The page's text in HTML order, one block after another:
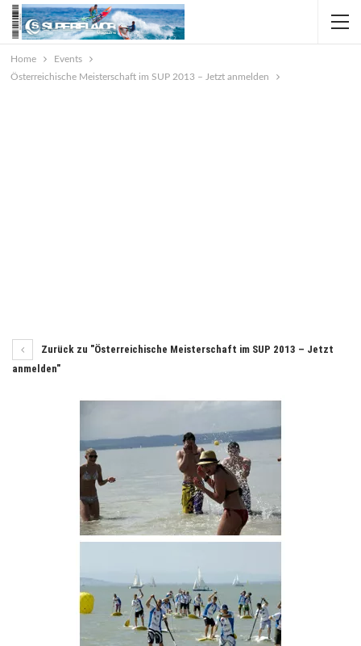
Home
Events
Österreichische Meisterschaft im SUP 2013 – Jetzt anmelden
Zurück zu "Österreichische Meisterschaft im SUP 2013 – Jetzt
anmelden"